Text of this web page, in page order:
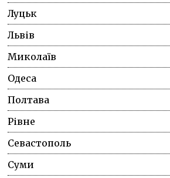
Луцьк
Львів
Миколаїв
Одеса
Полтава
Рівне
Севастополь
Суми